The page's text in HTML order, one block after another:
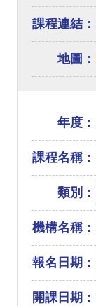
課程連結：
地圖：
年度：
課程名稱：
類別：
機構名稱：
報名日期：
開課日期：